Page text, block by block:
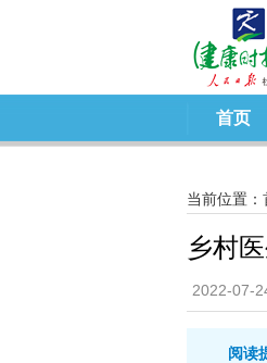
首页
当前位置：
乡村
2022-07-
阅读